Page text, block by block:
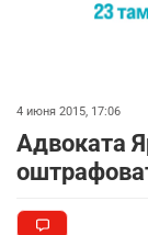
4 июня 2015, 17:06
Адвоката